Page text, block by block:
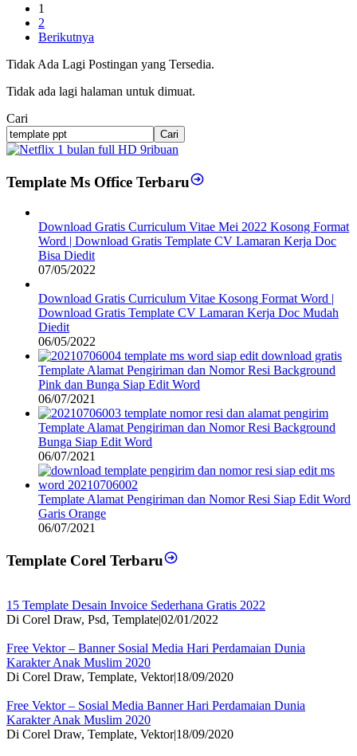
1
2
Berikutnya
Tidak Ada Lagi Postingan yang Tersedia.
Tidak ada lagi halaman untuk dimuat.
Cari
Cari
Template Ms Office Terbaru
Download Gratis Curriculum Vitae Mei 2022 Kosong Format
Word | Download Gratis Template CV Lamaran Kerja Doc
Bisa Diedit
07/05/2022
Download Gratis Curriculum Vitae Kosong Format Word |
Download Gratis Template CV Lamaran Kerja Doc Mudah
Diedit
06/05/2022
Template Alamat Pengiriman dan Nomor Resi Background
Pink dan Bunga Siap Edit Word
06/07/2021
Template Alamat Pengiriman dan Nomor Resi Background
Bunga Siap Edit Word
06/07/2021
Template Alamat Pengiriman dan Nomor Resi Siap Edit Word
Garis Orange
06/07/2021
Template Corel Terbaru
15 Template Desain Invoice Sederhana Gratis 2022
Di Corel Draw, Psd, Template|02/01/2022
Free Vektor – Banner Sosial Media Hari Perdamaian Dunia
Karakter Anak Muslim 2020
Di Corel Draw, Template, Vektor|18/09/2020
Free Vektor – Sosial Media Banner Hari Perdamaian Dunia
Karakter Anak Muslim 2020
Di Corel Draw, Template, Vektor|18/09/2020